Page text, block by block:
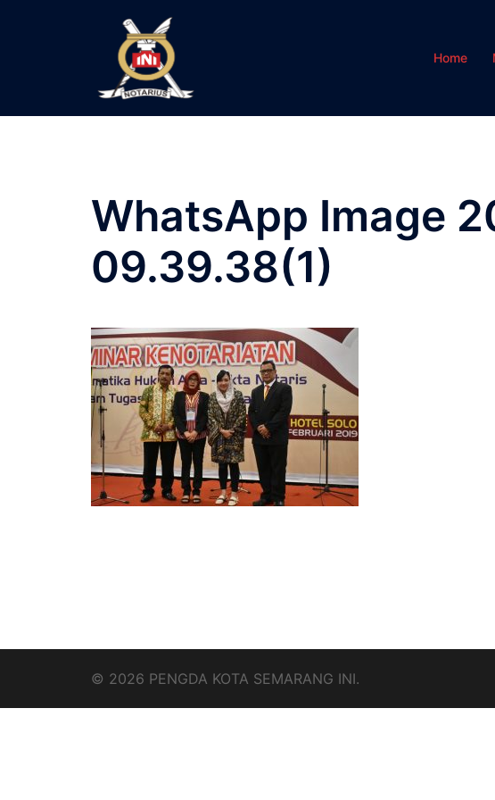
Home
WhatsApp Image
09.39.38(1)
© 2026 PENGDA KOTA SEMARANG INI.